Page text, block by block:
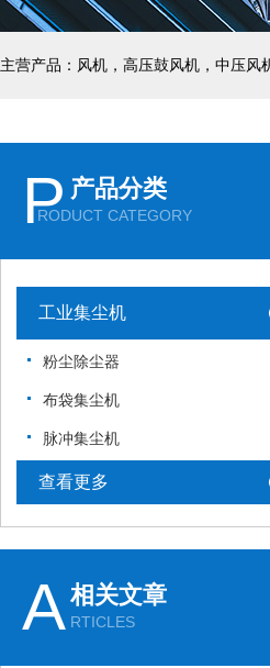
主营产品：风机，高压鼓风机，中压
P 产品分类
RODUCT CATEGORY
工业集尘机
粉尘除尘器
布袋集尘机
脉冲集尘机
查看更多
A相关文章
RTICLES